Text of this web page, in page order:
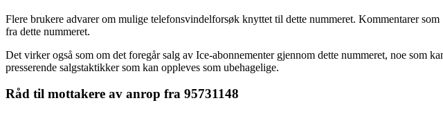
Flere brukere advarer om mulige telefonsvindelforsøk knyttet til dette nummeret. Kommentarer
fra dette nummeret.
Det virker også som om det foregår salg av Ice-abonnementer gjennom dette nummeret, noe som
presserende salgstaktikker som kan oppleves som ubehagelige.
Råd til mottakere av anrop fra 95731148